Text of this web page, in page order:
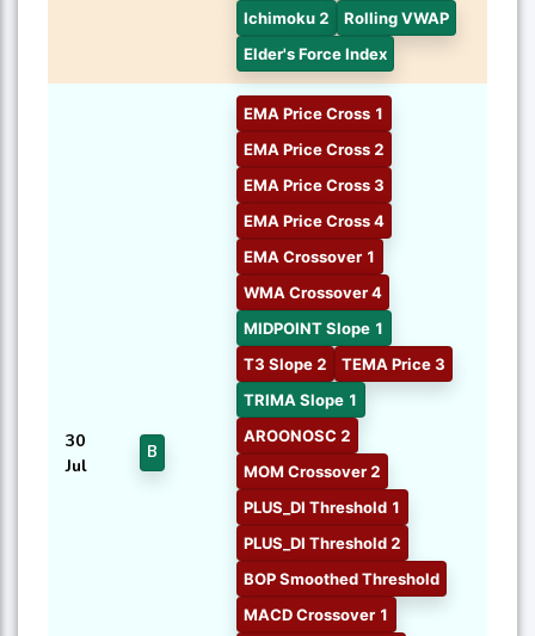
Ichimoku 2
Rolling VWAP
Elder's Force Index
30
Jul
B
EMA Price Cross 1
EMA Price Cross 2
EMA Price Cross 3
EMA Price Cross 4
EMA Crossover 1
WMA Crossover 4
MIDPOINT Slope 1
T3 Slope 2
TEMA Price 3
TRIMA Slope 1
AROONOSC 2
MOM Crossover 2
PLUS_DI Threshold 1
PLUS_DI Threshold 2
BOP Smoothed Threshold
MACD Crossover 1